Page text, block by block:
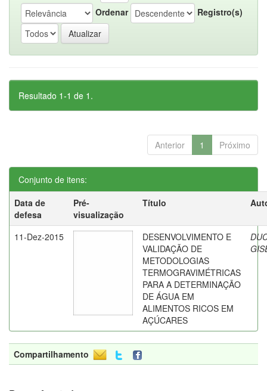
Ordenar
Registro(s)
Resultado 1-1 de 1.
Anterior 1 Próximo
Conjunto de itens:
Data de
defesa
Pré-
visualização
Título
11-Dez-2015
DESENVOLVIMENTO E
VALIDAÇÃO DE
METODOLOGIAS
TERMOGRAVIMÉTRICAS
PARA A DETERMINAÇÃO
DE ÁGUA EM
ALIMENTOS RICOS EM
AÇÚCARES
Compartilhamento